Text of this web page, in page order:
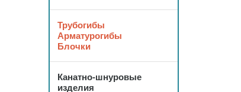
Трубогибы
Арматурогибы
Блочки
Канатно-шнуровые
изделия